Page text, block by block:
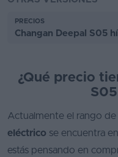
PRECIOS
Changan Deepal S05
¿Qué precio
Actualmente el rango de
eléctrico se encuentra
estás pensando en